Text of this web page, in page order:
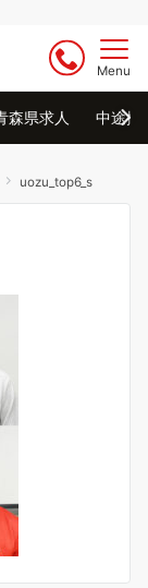
Menu
森県求人 中途採
uozu_top6_s